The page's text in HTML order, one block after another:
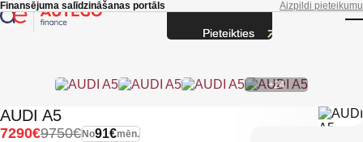
Skip to main content
Finansējuma salīdzināšanas portāls Aizpildi pieteikumu
+24
AUDI A5
No91€mēn.
9750€
7290€